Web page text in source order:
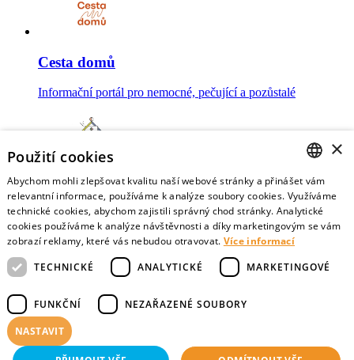
Cesta domů
Informační portál pro nemocné, pečující a pozůstalé
Mojesmrt.cz
Sestavte si seznam posledních přání a vyslovte svoje
představy o konci života
Data o umírání
Nejnovější data o postojích veřejnosti a zdravotníků k umírání
CZECH
ENGLISH
×
Použití cookies
Abychom mohli zlepšovat kvalitu naší webové stránky a přinášet vám
relevantní informace, používáme k analýze soubory cookies. Využíváme
technické cookies, abychom zajistili správný chod stránky. Analytické
cookies používáme k analýze návštěvnosti a díky marketingovým se vám
zobrazí reklamy, které vás nebudou otravovat. Více informací
TECHNICKÉ
ANALYTICKÉ MARKETINGOVÉ
FUNKČNÍ NEZAŘAZENÉ SOUBORY
NASTAVIT